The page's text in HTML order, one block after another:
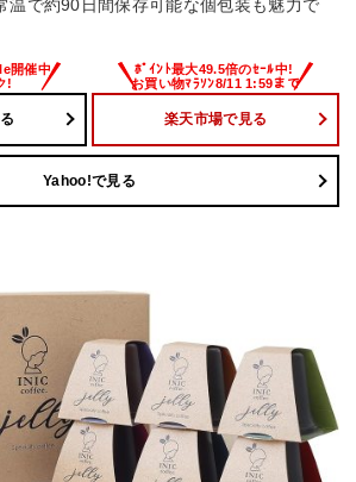
温で約90日間保存可能な個包装も魅力で
楽天市場で見る
Yahoo!で見る